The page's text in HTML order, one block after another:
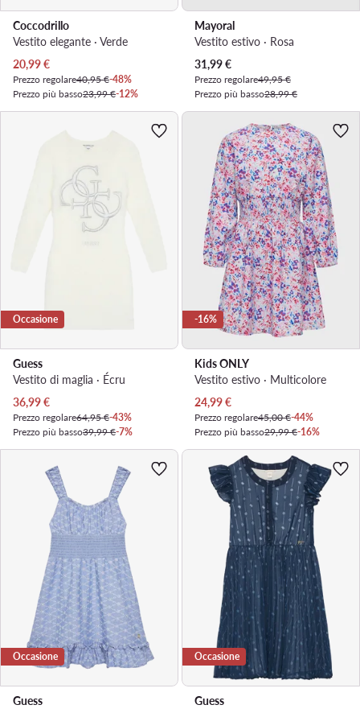
Coccodrillo
Vestito elegante · Verde
Prezzo attuale
20,99€
Prezzo regolare40,95 €-48%
Prezzo più basso23,99 €-12%
Mayoral
Vestito estivo · Rosa
Prezzo attuale
31,99€
Prezzo regolare49,95 €
Prezzo più basso28,99 €
Occasione
Guess
Vestito di maglia · Écru
Prezzo attuale
36,99€
Prezzo regolare64,95 €-43%
Prezzo più basso39,99 €-7%
-16%
Kids ONLY
Vestito estivo · Multicolore
Prezzo attuale
24,99€
Prezzo regolare45,00 €-44%
Prezzo più basso29,99 €-16%
Occasione
Guess
Occasione
Guess